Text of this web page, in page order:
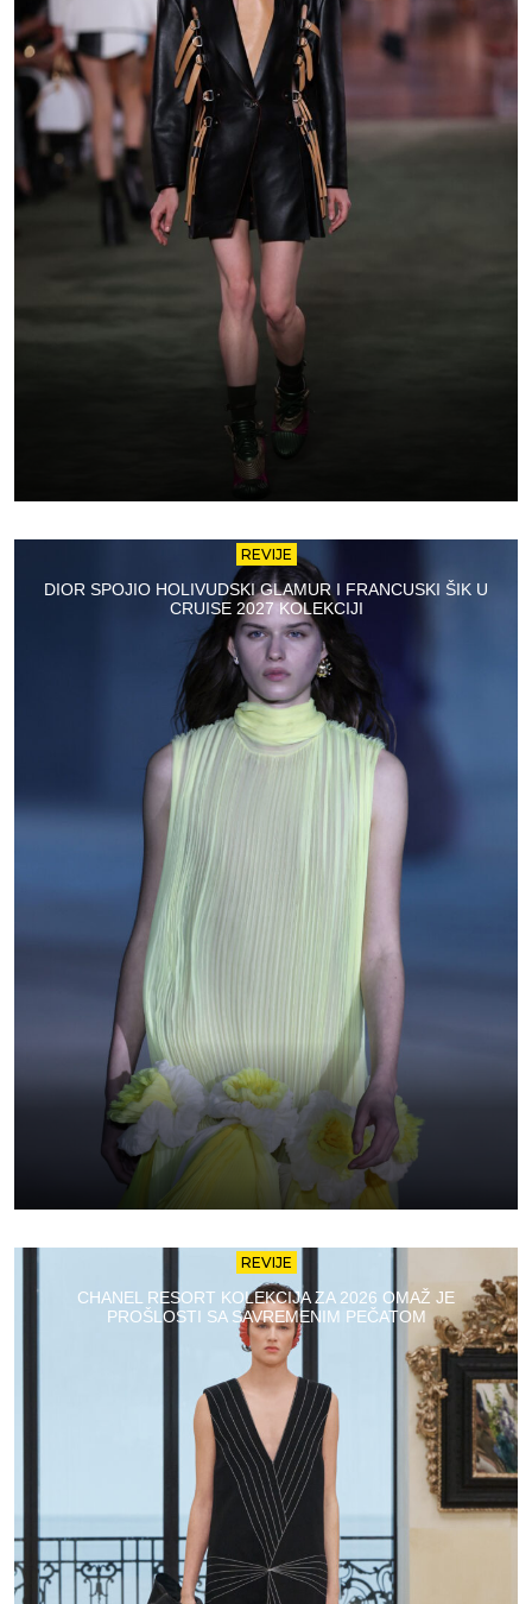
REVIJE
DIOR SPOJIO HOLIVUDSKI GLAMUR I FRANCUSKI ŠIK U
CRUISE 2027 KOLEKCIJI
REVIJE
CHANEL RESORT KOLEKCIJA ZA 2026 OMAŽ JE
PROŠLOSTI SA SAVREMENIM PEČATOM